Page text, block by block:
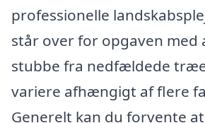
professionelle
står over for opgaven med
stubbe fra nedfældede
variere afhængigt af flere
Generelt kan du forvente